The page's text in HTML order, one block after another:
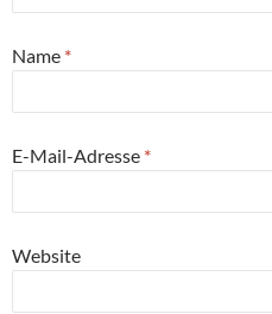
Name *
E-Mail-Adresse *
Website